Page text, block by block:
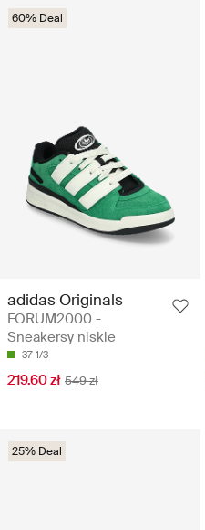
60% Deal
adidas Originals
FORUM2000 -
Sneakersy niskie
37 1/3
219.60 zł 549 zł
25% Deal